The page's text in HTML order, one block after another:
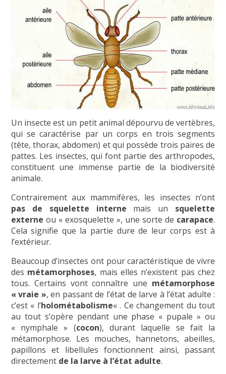
Un insecte est un petit animal dépourvu de vertèbres,
qui se caractérise par un corps en trois segments
(tête, thorax, abdomen) et qui possède trois paires de
pattes. Les insectes, qui font partie des arthropodes,
constituent une immense partie de la biodiversité
animale.
Contrairement aux mammifères, les insectes n’ont
pas de squelette interne mais un squelette
externe ou « exosquelette », une sorte de carapace.
Cela signifie que la partie dure de leur corps est à
l’extérieur.
Beaucoup d’insectes ont pour caractéristique de vivre
des métamorphoses, mais elles n’existent pas chez
tous. Certains vont connaître une métamorphose
« vraie », en passant de l’état de larve à l’état adulte :
c’est « l’holométabolisme« . Ce changement du tout
au tout s’opère pendant une phase « pupale » ou
« nymphale » (cocon), durant laquelle se fait la
métamorphose. Les mouches, hannetons, abeilles,
papillons et libellules fonctionnent ainsi, passant
directement de la larve à l’état adulte.